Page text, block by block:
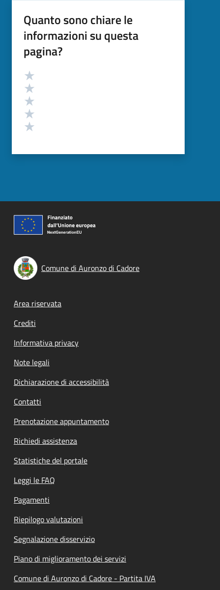
Quanto sono chiare le
informazioni su questa
pagina?
Valutazione
Comune di Auronzo di Cadore
Footer menu
Area riservata
Crediti
Informativa privacy
Note legali
Dichiarazione di accessibilità
Contatti
Prenotazione appuntamento
Richiedi assistenza
Statistiche del portale
Leggi le FAQ
Pagamenti
Riepilogo valutazioni
Segnalazione disservizio
Piano di miglioramento dei servizi
Comune di Auronzo di Cadore - Partita IVA